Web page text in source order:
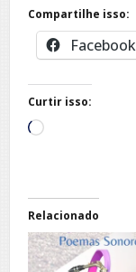
Compartilhe isso:
Facebook
Curtir isso:
Carregando...
Relacionado